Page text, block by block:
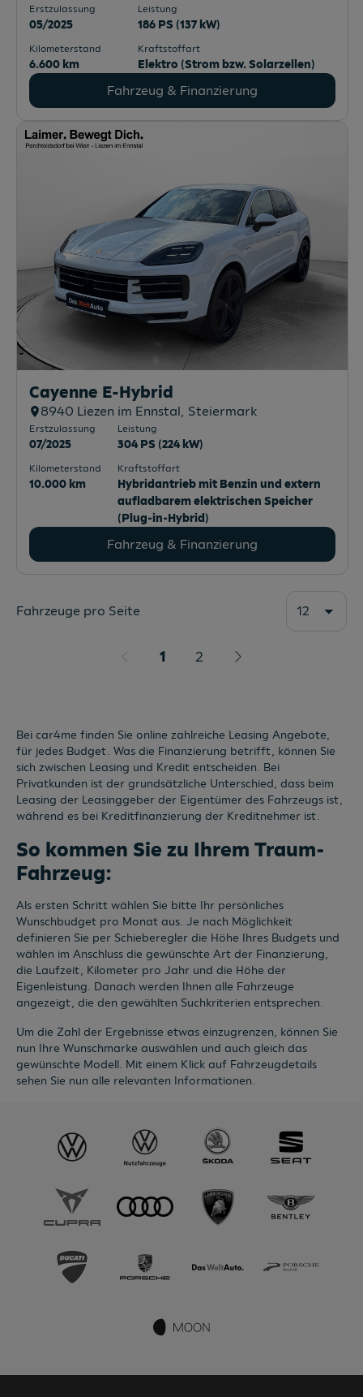
Erstzulassung
05/2025
Leistung
186 PS (137 kW)
Kilometerstand
6.600 km
Kraftstoffart
Elektro (Strom bzw. Solarzellen)
Fahrzeug & Finanzierung
Cayenne E-Hybrid
8940 Liezen im Ennstal , Steiermark
Erstzulassung
07/2025
Leistung
304 PS (224 kW)
Kilometerstand
10.000 km
Kraftstoffart
Hybridantrieb mit Benzin und extern
aufladbarem elektrischen Speicher
(Plug-in-Hybrid)
Fahrzeug & Finanzierung
Fahrzeuge pro Seite 12
1 2
Bei car4me finden Sie online zahlreiche Leasing Angebote,
für jedes Budget. Was die Finanzierung betrifft, können Sie
sich zwischen Leasing und Kredit entscheiden. Bei
Privatkunden ist der grundsätzliche Unterschied, dass beim
Leasing der Leasinggeber der Eigentümer des Fahrzeugs ist,
während es bei Kreditfinanzierung der Kreditnehmer ist.
So kommen Sie zu Ihrem Traum-
Fahrzeug:
Als ersten Schritt wählen Sie bitte Ihr persönliches
Wunschbudget pro Monat aus. Je nach Möglichkeit
definieren Sie per Schieberegler die Höhe Ihres Budgets und
wählen im Anschluss die gewünschte Art der Finanzierung,
die Laufzeit, Kilometer pro Jahr und die Höhe der
Eigenleistung. Danach werden Ihnen alle Fahrzeuge
angezeigt, die den gewählten Suchkriterien entsprechen.
Um die Zahl der Ergebnisse etwas einzugrenzen, können Sie
nun Ihre Wunschmarke auswählen und auch gleich das
gewünschte Modell. Mit einem Klick auf Fahrzeugdetails
sehen Sie nun alle relevanten Informationen.